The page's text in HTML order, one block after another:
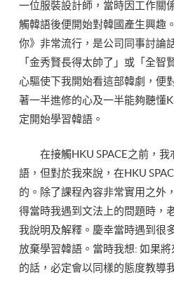
一位服裝設計師，當時因工作關
觸韓語後便開始對韓國產生興趣
你》非常流行，是公司同事討論
「金秀賢長得太帥了」或「全智
心驅使下我開始看這部韓劇，便
著一半進修的心及一半能夠聽懂
定開始學習韓語。
在接觸HKU SPACE之前，我
語，但對於我來說，在HKU
的。除了課程內容非常實用之外
得當時我遇到文法上的問題時，
我說明及解釋。慶幸當時遇到很
放棄學習韓語。當時我想: 如果
的話，必定會以同樣的態度教導